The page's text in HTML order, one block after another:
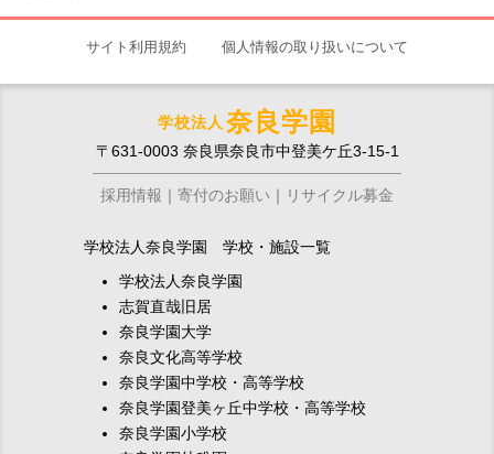
サイト利用規約 個人情報の取り扱いについて
学校法人 奈良学園
〒631-0003 奈良県奈良市中登美ケ丘3-15-1
採用情報 寄付のお願い リサイクル募金
学校法人奈良学園 学校・施設一覧
学校法人奈良学園
志賀直哉旧居
奈良学園大学
奈良文化高等学校
奈良学園中学校・高等学校
奈良学園登美ヶ丘中学校・高等学校
奈良学園小学校